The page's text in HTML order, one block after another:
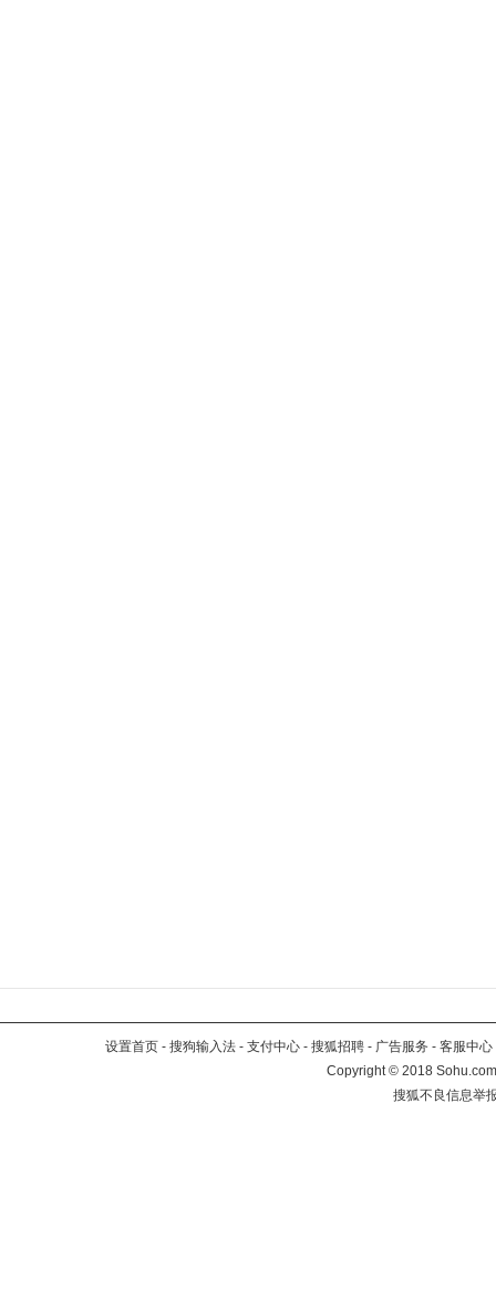
设置首页 - 搜狗输入法 - 支付中心 - 搜狐招聘 - 广告服务 - 客服中心
Copyright©2018
搜狐不良信息举